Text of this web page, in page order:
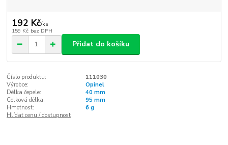
192 Kč/ks
159 Kč bez DPH
Přidat do košíku
Číslo produktu:
111030
Výrobce:
Opinel
Délka čepele:
40 mm
Celková délka:
95 mm
Hmotnost:
6 g
Hlídat cenu / dostupnost